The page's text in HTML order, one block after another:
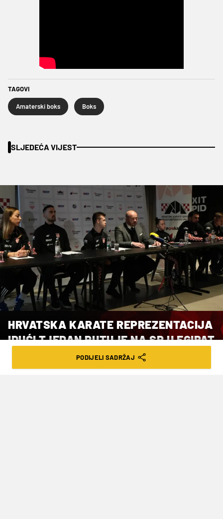
TAGOVI
Amaterski boks Boks
SLJEDEĆA VIJEST
HRVATSKA KARATE REPREZENTACIJA
IDUĆI TJEDAN PUTUJE NA SP U EGIPAT
PODIJELI SADRŽAJ